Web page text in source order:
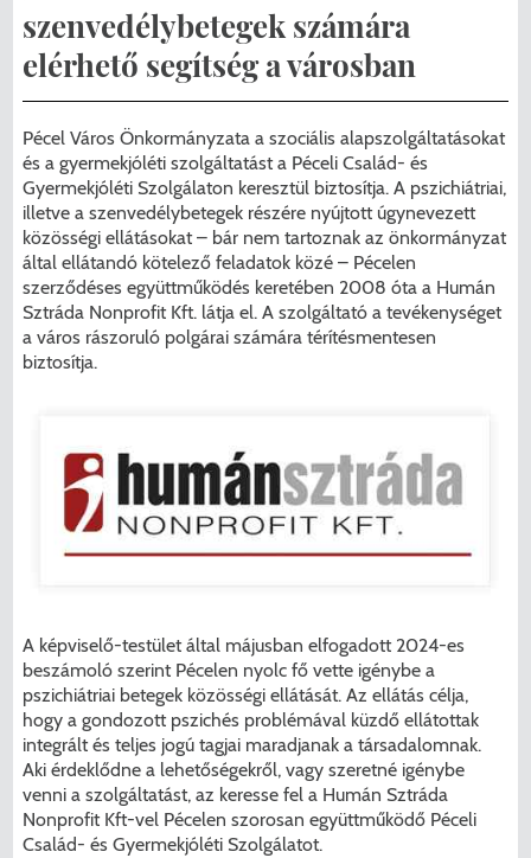
Pécel Város Önkormányzata ASP
Központhoz való csatlakozása
Péceli Polgármesteri Hivatal energetikai
korszerűsítése
Komplex csapadékvíz-elvezetés
korszerűsítése Pécelen II. ütem
Pécel Város Önkormányzata 250 000
Menzakártya/Applikáció
Kedvezmények/Diéta/Allergia
Nyomtatványok
Étkezési térítési díjak
Kapcsolat
2025/2026. tanév
szenvedélybetegek számára
elérhető segítség a városban
Pécel Város Önkormányzata a szociális alapszolgáltatásokat
és a gyermekjóléti szolgáltatást a Péceli Család- és
Gyermekjóléti Szolgálaton keresztül biztosítja. A pszichiátriai,
illetve a szenvedélybetegek részére nyújtott úgynevezett
közösségi ellátásokat – bár nem tartoznak az önkormányzat
által ellátandó kötelező feladatok közé – Pécelen
szerződéses együttműködés keretében 2008 óta a Humán
Sztráda Nonprofit Kft. látja el. A szolgáltató a tevékenységet
a város rászoruló polgárai számára térítésmentesen
biztosítja.
A képviselő-testület által májusban elfogadott 2024-es
beszámoló szerint Pécelen nyolc fő vette igénybe a
pszichiátriai betegek közösségi ellátását. Az ellátás célja,
hogy a gondozott pszichés problémával küzdő ellátottak
integrált és teljes jogú tagjai maradjanak a társadalomnak.
Aki érdeklődne a lehetőségekről, vagy szeretné igénybe
venni a szolgáltatást, az keresse fel a Humán Sztráda
Nonprofit Kft-vel Pécelen szorosan együttműködő Péceli
Család- és Gyermekjóléti Szolgálatot.